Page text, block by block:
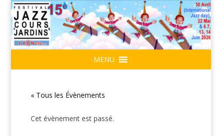
MENU
« Tous les Évènements
Cet évènement est passé.